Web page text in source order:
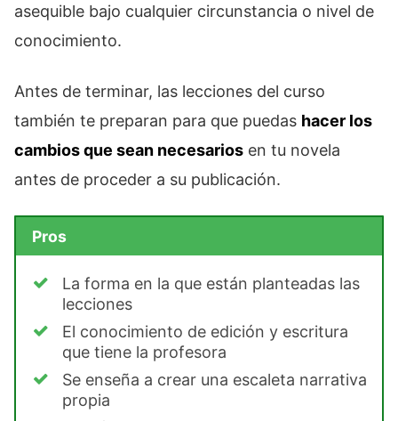
asequible bajo cualquier circunstancia o nivel de
conocimiento.
Antes de terminar, las lecciones del curso
también te preparan para que puedas hacer los
cambios que sean necesarios en tu novela
antes de proceder a su publicación.
Pros
La forma en la que están planteadas las
lecciones
El conocimiento de edición y escritura
que tiene la profesora
Se enseña a crear una escaleta narrativa
propia